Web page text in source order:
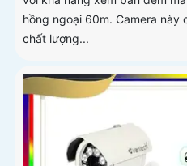
hồng ngoại 60m. Camera này
chất lượng...